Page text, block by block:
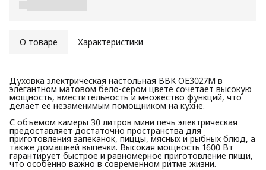
О товаре Характеристики
Духовка электрическая настольная BBK OE3027M в
элегантном матовом бело-сером цвете сочетает высокую
мощность, вместительность и множество функций, что
делает её незаменимым помощником на кухне.
С объемом камеры 30 литров мини печь электрическая
предоставляет достаточно пространства для
приготовления запеканок, пиццы, мясных и рыбных блюд, а
также домашней выпечки. Высокая мощность 1600 Вт
гарантирует быстрое и равномерное приготовление пищи,
что особенно важно в современном ритме жизни.